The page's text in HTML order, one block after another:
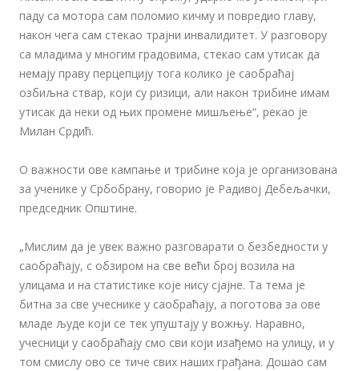
паду са мотора сам поломио кичму и повредио главу,
након чега сам стекао трајни инвалидитет. У разговору
са младима у многим градовима, стекао сам утисак да
немају праву перцепцију тога колико је саобраћај
озбиљна ствар, који су ризици, али након трибине имам
утисак да неки од њих промене мишљење“, рекао је
Милан Срдић.
О важности ове кампање и трибине која је организована
за ученике у Србобрану, говорио је Радивој Дебељачки,
председник Општине.
„Мислим да је увек важно разговарати о безбедности у
саобраћају, с обзиром на све већи број возила на
улицама и на статистике које нису сјајне. Та тема је
битна за све учеснике у саобраћају, а поготова за ове
младе људе који се тек упуштају у вожњу. Наравно,
учесници у саобраћају смо сви који изађемо на улицу, и у
том смислу ово се тиче свих наших грађана. Дошао сам